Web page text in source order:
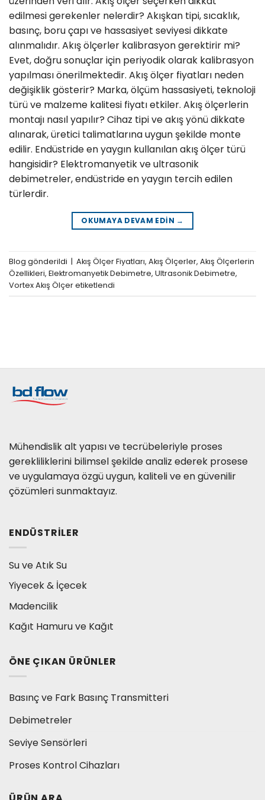
edilmesi gerekenler nelerdir? Akışkan tipi, sıcaklık,
basınç, boru çapı ve hassasiyet seviyesi dikkate
alınmalıdır. Akış ölçerler kalibrasyon gerektirir mi?
Evet, doğru sonuçlar için periyodik olarak kalibrasyon
yapılması önerilmektedir. Akış ölçer fiyatları neden
değişiklik gösterir? Marka, ölçüm hassasiyeti, teknoloji
türü ve malzeme kalitesi fiyatı etkiler. Akış ölçerlerin
montajı nasıl yapılır? Cihaz tipi ve akış yönü dikkate
alınarak, üretici talimatlarına uygun şekilde monte
edilir. Endüstride en yaygın kullanılan akış ölçer türü
hangisidir? Elektromanyetik ve ultrasonik
debimetreler, endüstride en yaygın tercih edilen
türlerdir.
OKUMAYA DEVAM EDIN →
Blog gönderildi | Akış Ölçer Fiyatları, Akış Ölçerler, Akış Ölçerlerin
Özellikleri, Elektromanyetik Debimetre, Ultrasonik Debimetre,
Vortex Akış Ölçeretiketlendi
Mühendislik alt yapısı ve tecrübeleriyle proses
gerekliliklerini bilimsel şekilde analiz ederek prosese
ve uygulamaya özgü uygun, kaliteli ve en güvenilir
çözümleri sunmaktayız.
ENDÜSTRILER
Su ve Atık Su
Yiyecek & İçecek
Madencilik
Kağıt Hamuru ve Kağıt
ÖNE ÇIKAN ÜRÜNLER
Basınç ve Fark Basınç Transmitteri
Debimetreler
Seviye Sensörleri
Proses Kontrol Cihazları